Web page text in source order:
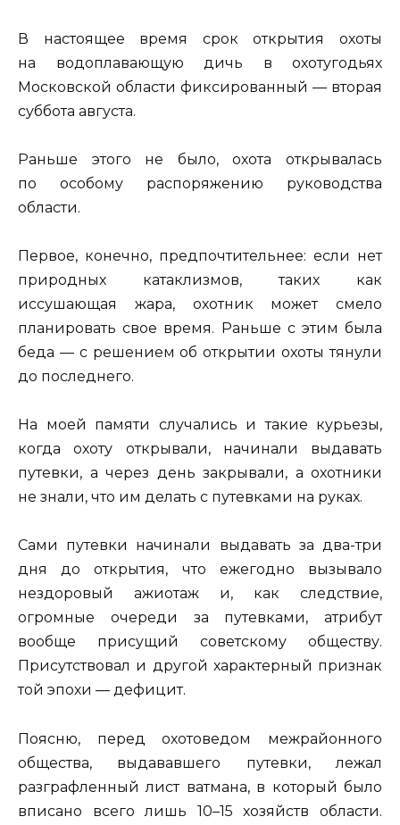
В настоящее время срок открытия охоты
на водоплавающую дичь в охотугодьях
Московской области фиксированный — вторая
суббота августа.
Раньше этого не было, охота открывалась
по особому распоряжению руководства
области.
Первое, конечно, предпочтительнее: если нет
природных катаклизмов, таких как
иссушающая жара, охотник может смело
планировать свое время. Раньше с этим была
беда — с решением об открытии охоты тянули
до последнего.
На моей памяти случались и такие курьезы,
когда охоту открывали, начинали выдавать
путевки, а через день закрывали, а охотники
не знали, что им делать с путевками на руках.
Сами путевки начинали выдавать за два-три
дня до открытия, что ежегодно вызывало
нездоровый ажиотаж и, как следствие,
огромные очереди за путевками, атрибут
вообще присущий советскому обществу.
Присутствовал и другой характерный признак
той эпохи — дефицит.
Поясню, перед охотоведом межрайонного
общества, выдававшего путевки, лежал
разграфленный лист ватмана, в который было
вписано всего лишь 10–15 хозяйств области.